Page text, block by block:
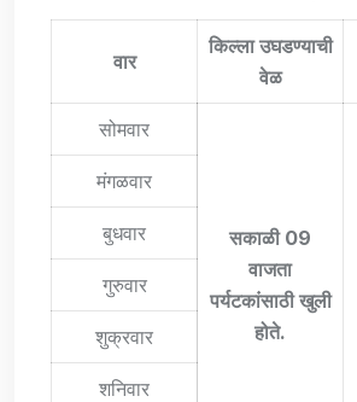
वार
किल्ला उघडण्याची
वेळ
सोमवार
सकाळी 09
वाजता
पर्यटकांसाठी खुली
होते.
मंगळवार
बुधवार
गुरुवार
शुक्रवार
शनिवार